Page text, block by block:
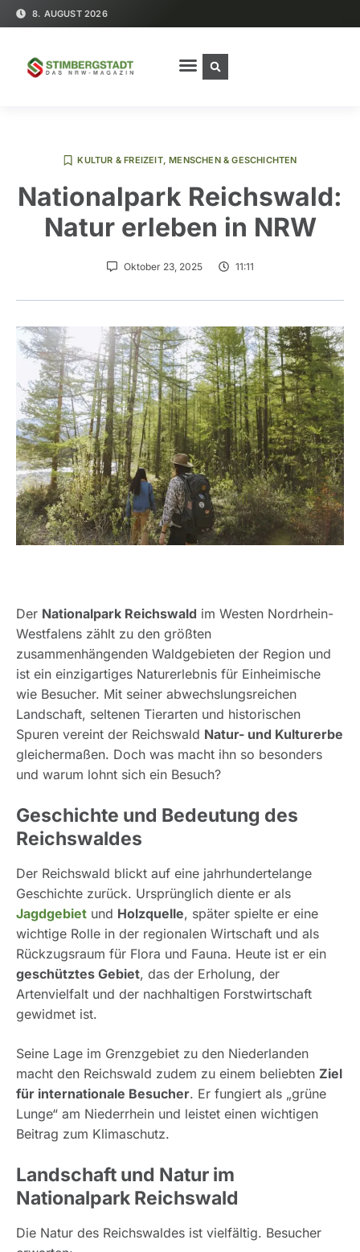
8. AUGUST 2026
KULTUR & FREIZEIT,MENSCHEN & GESCHICHTEN
Nationalpark Reichswald:
Natur erleben in NRW
Oktober 23, 2025 11:11
Der Nationalpark Reichswald im Westen Nordrhein-
Westfalens zählt zu den größten
zusammenhängenden Waldgebieten der Region und
ist ein einzigartiges Naturerlebnis für Einheimische
wie Besucher. Mit seiner abwechslungsreichen
Landschaft, seltenen Tierarten und historischen
Spuren vereint der Reichswald Natur- und Kulturerbe
gleichermaßen. Doch was macht ihn so besonders
und warum lohnt sich ein Besuch?
Geschichte und Bedeutung des
Reichswaldes
Der Reichswald blickt auf eine jahrhundertelange
Geschichte zurück. Ursprünglich diente er als
Jagdgebiet und Holzquelle, später spielte er eine
wichtige Rolle in der regionalen Wirtschaft und als
Rückzugsraum für Flora und Fauna. Heute ist er ein
geschütztes Gebiet, das der Erholung, der
Artenvielfalt und der nachhaltigen Forstwirtschaft
gewidmet ist.
Seine Lage im Grenzgebiet zu den Niederlanden
macht den Reichswald zudem zu einem beliebten Ziel
für internationale Besucher. Er fungiert als „grüne
Lunge“ am Niederrhein und leistet einen wichtigen
Beitrag zum Klimaschutz.
Landschaft und Natur im
Nationalpark Reichswald
Die Natur des Reichswaldes ist vielfältig. Besucher